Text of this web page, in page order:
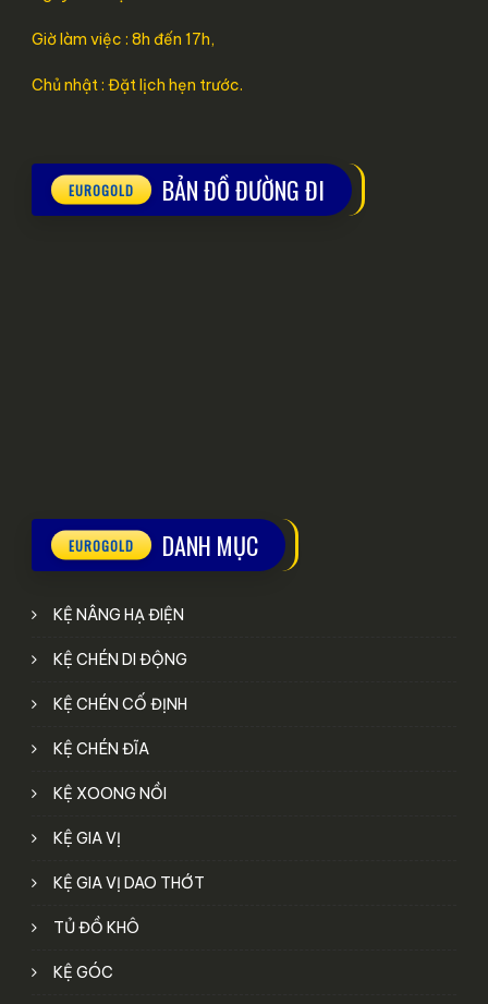
Giờ làm việc : 8h đến 17h,
Chủ nhật : Đặt lịch hẹn trước.
BẢN ĐỒ ĐƯỜNG ĐI
DANH MỤC
KỆ NÂNG HẠ ĐIỆN
KỆ CHÉN DI ĐỘNG
KỆ CHÉN CỐ ĐỊNH
KỆ CHÉN ĐĨA
KỆ XOONG NỒI
KỆ GIA VỊ
KỆ GIA VỊ DAO THỚT
TỦ ĐỒ KHÔ
KỆ GÓC